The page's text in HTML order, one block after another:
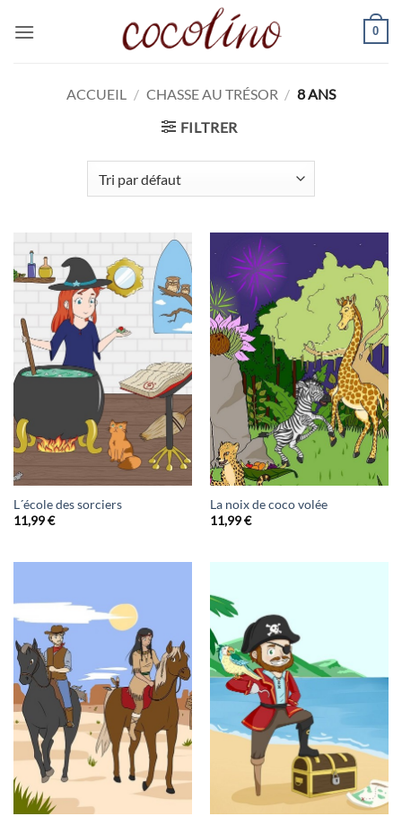
0
ACCUEIL / CHASSE AU TRÉSOR / 8 ANS
FILTRER
L´école des sorciers
11,99€
La noix de coco volée
11,99€